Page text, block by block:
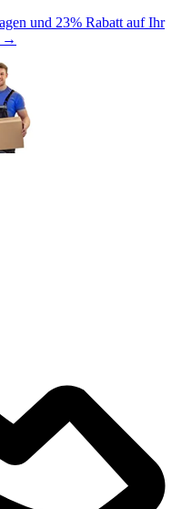
und 23% Rabatt auf Ihr
→